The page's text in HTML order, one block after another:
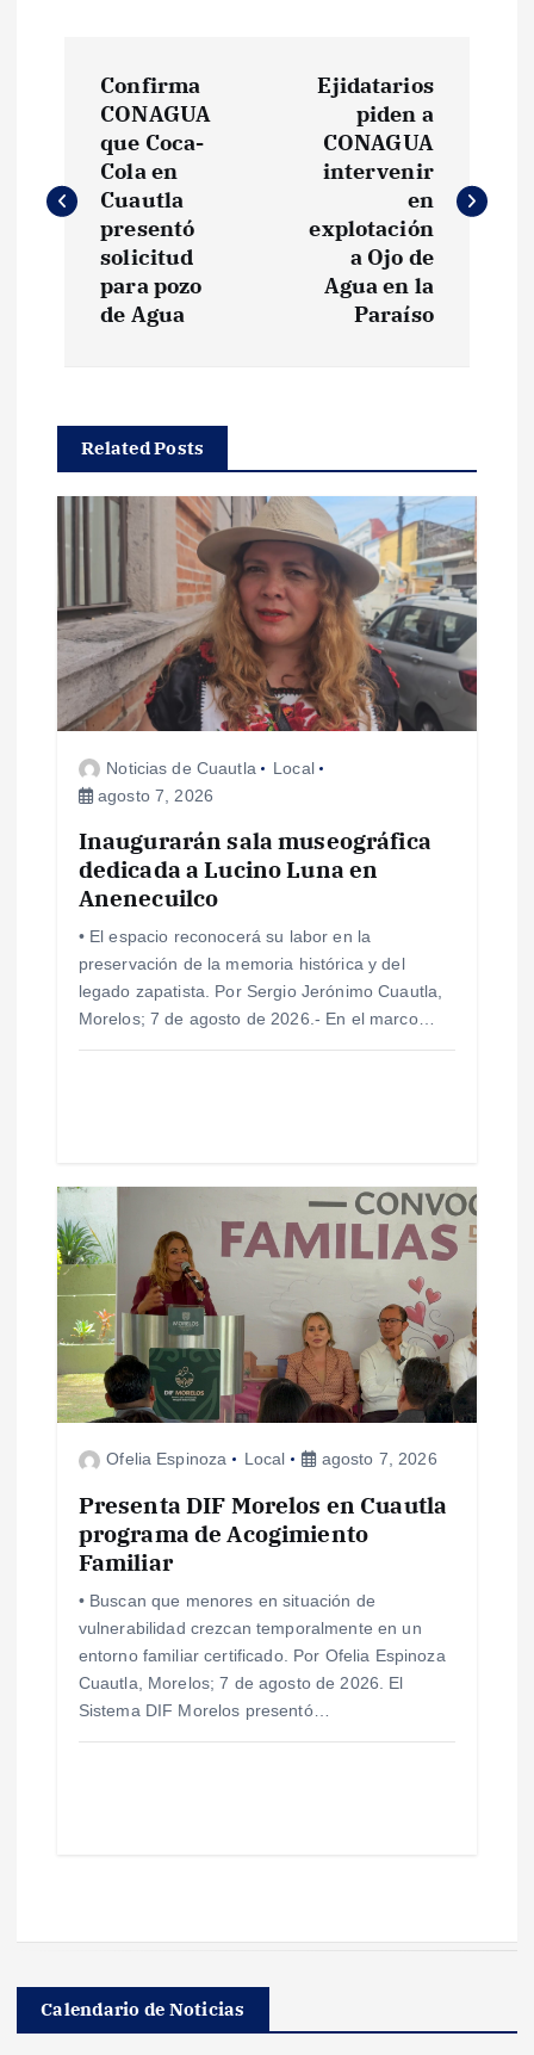
v
c
ó
n
d
e
s
Confirma
CONAGUA
que Coca-
Cola en
Cuautla
presentó
solicitud
para pozo
de Agua
Ejidatarios
piden a
CONAGUA
intervenir
en
explotación
a Ojo de
Agua en la
Paraíso
Related Posts
Noticias de Cuautla
Local
agosto 7, 2026
Inaugurarán sala museográfica
dedicada a Lucino Luna en
Anenecuilco
• El espacio reconocerá su labor en la
preservación de la memoria histórica y del
legado zapatista. Por Sergio Jerónimo Cuautla,
Morelos; 7 de agosto de 2026.- En el marco…
Ofelia Espinoza Local agosto 7, 2026
Presenta DIF Morelos en Cuautla
programa de Acogimiento
Familiar
• Buscan que menores en situación de
vulnerabilidad crezcan temporalmente en un
entorno familiar certificado. Por Ofelia Espinoza
Cuautla, Morelos; 7 de agosto de 2026. El
Sistema DIF Morelos presentó…
Calendario de Noticias